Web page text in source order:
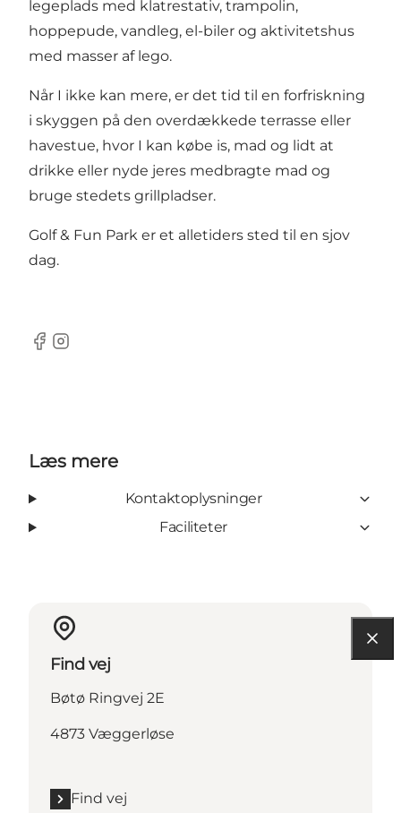
legeplads med klatrestativ, trampolin,
hoppepude, vandleg, el-biler og aktivitetshus
med masser af lego.
Når I ikke kan mere, er det tid til en forfriskning
i skyggen på den overdækkede terrasse eller
havestue, hvor I kan købe is, mad og lidt at
drikke eller nyde jeres medbragte mad og
bruge stedets grillpladser.
Golf & Fun Park er et alletiders sted til en sjov
dag.
Facebook
Instagram
Læs mere
Kontaktoplysninger
Faciliteter
Find vej
Bøtø Ringvej 2E
4873 Væggerløse
Find vej